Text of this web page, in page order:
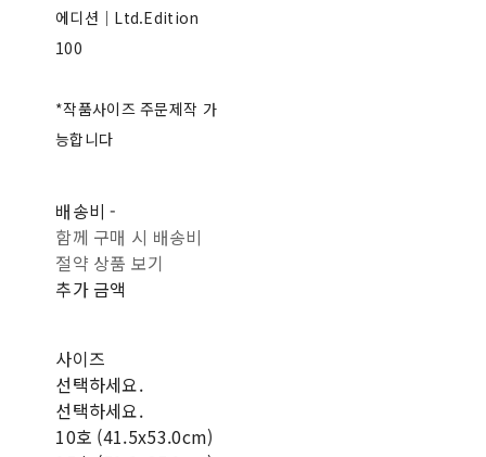
에디션｜Ltd.Edition
100
*작품사이즈 주문제작 가
능합니다
배송비-
함께 구매 시 배송비
절약 상품 보기
추가 금액
사이즈
선택하세요.
선택하세요.
10호 (41.5x53.0cm)